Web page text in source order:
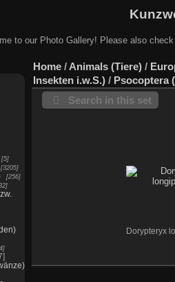
to our Photo Gallery! Please also
5
3205
256
Home / Animals (Tiere) /
Insekten i.w.S.) / Psocoptera
Search in this set
Dorypteryx